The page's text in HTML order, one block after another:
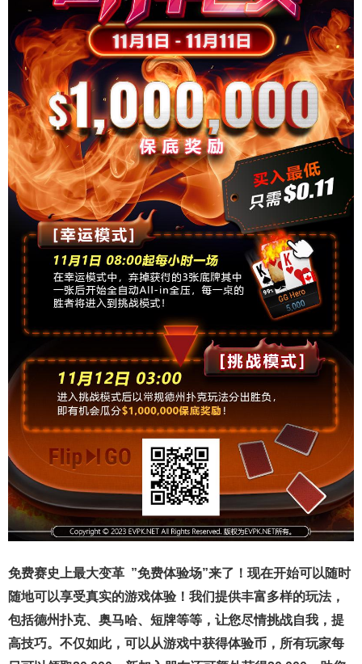
免费赛史上最大变革 ”免费体验场”来了！ 现在开始可以随时
随地可以享受真实的游戏体验！我们提供丰富多样的玩法，
包括德州扑克、奥马哈、短牌等等，让您尽情挑战自我，提
高技巧。不仅如此， 可以从游戏中获得体验币，所有玩家每